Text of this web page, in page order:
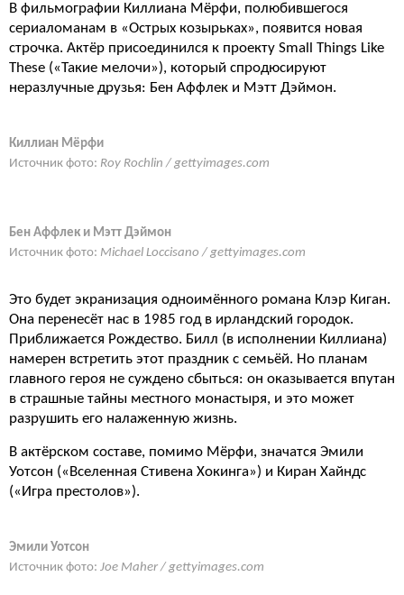
В фильмографии Киллиана Мёрфи, полюбившегося
сериаломанам в «Острых козырьках», появится новая
строчка. Актёр присоединился к проекту Small Things Like
These («Такие мелочи»), который спродюсируют
неразлучные друзья: Бен Аффлек и Мэтт Дэймон.
Киллиан Мёрфи
Источник фото: Roy Rochlin / gettyimages.com
Бен Аффлек и Мэтт Дэймон
Источник фото: Michael Loccisano / gettyimages.com
Это будет экранизация одноимённого романа Клэр Киган.
Она перенесёт нас в 1985 год в ирландский городок.
Приближается Рождество. Билл (в исполнении Киллиана)
намерен встретить этот праздник с семьёй. Но планам
главного героя не суждено сбыться: он оказывается впутан
в страшные тайны местного монастыря, и это может
разрушить его налаженную жизнь.
В актёрском составе, помимо Мёрфи, значатся Эмили
Уотсон («Вселенная Стивена Хокинга») и Киран Хайндс
(«Игра престолов»).
Эмили Уотсон
Источник фото: Joe Maher / gettyimages.com